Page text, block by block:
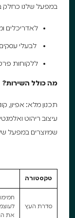
במפעל שלנו כחלק
לאדריכלים
לבעלי
ללקוחות
מה כולל השירות?
תכנון מלא: אפיון,
עיצוב ריהוט
שמיוצרים במפעל
טקסטורה
סדרת העץ
את